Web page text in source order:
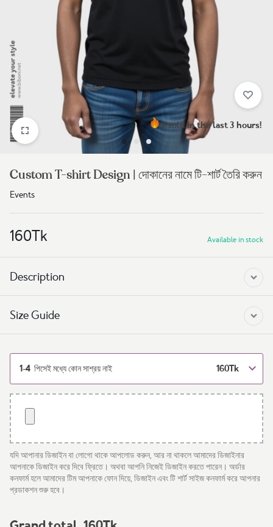
9 sold in the last 3 hours!
Custom T-shirt Design | দোকানের নামে টি-শার্ট তৈরি করুন
Events
160Tk Available in stock
Description
Size Guide
1-4 পিসেই মধ্যে কোন সাশ্রয় নাই 160Tk
যদি আপানার ডিজাইন বা লোগো থাকে আপলোড করুন, আর না থাকলে আমাদের ডিজাইনার
আপনাকে ডিজাইন করে দিবে ফ্রিতে। অথবা আপনি নিজেই ডিজাইন করতে পারেন। অর্ডার
কনফার্ম হলে আমাদের টিম আপনাকে ফোন দিয়ে, ডিজাইন এবং টি শার্ট সাইজ কনফার্ম করে আপনার
প্রডাকশন শুরু হবে।